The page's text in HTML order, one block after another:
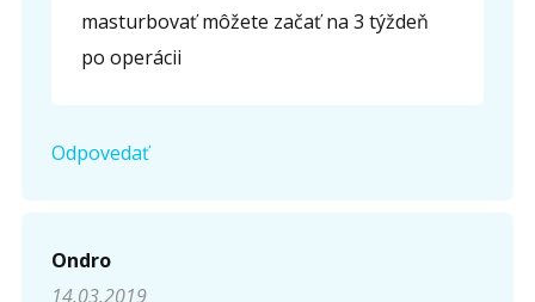
masturbovať môžete začať na 3 týždeň
po operácii
Odpovedať
Ondro
14.03.2019